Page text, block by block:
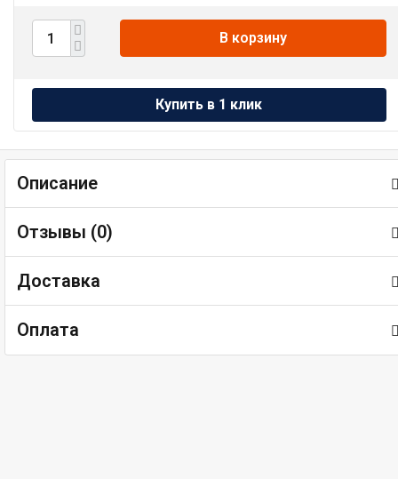
В корзину
Описание
Отзывы (0)
Доставка
Оплата